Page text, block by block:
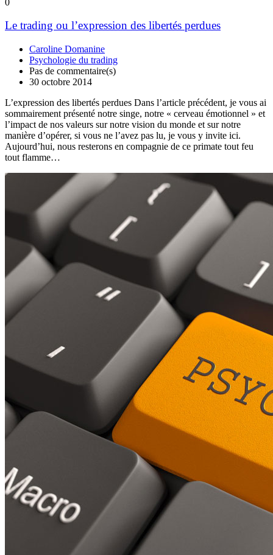
Le trading ou l’expression des libertés perdues
Caroline Domanine
Psychologie du trading
Pas de commentaire(s)
30 octobre 2014
L’expression des libertés perdues Dans l’article précédent, je vous ai
sommairement présenté notre singe, notre « cerveau émotionnel » et
l’impact de nos valeurs sur notre vision du monde et sur notre
manière d’opérer, si vous ne l’avez pas lu, je vous y invite ici.
Aujourd’hui, nous resterons en compagnie de ce primate tout feu
tout flamme…